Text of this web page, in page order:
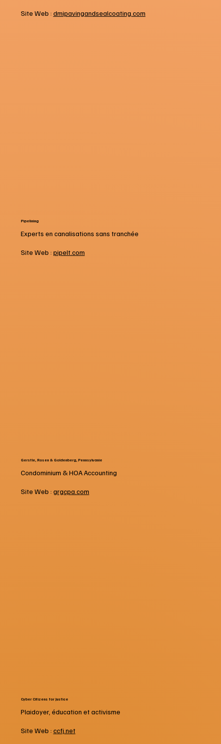
Site Web : dmipavingandsealcoating.com
Pipelining
Experts en canalisations sans tranchée
Site Web : pipelt.com
Gerstle, Rosen & Goldenberg, Pennsylvanie
Condominium & HOA Accounting
Site Web : grgcpa.com
Cyber Citizens for Justice
Plaidoyer, éducation et activisme
Site Web : ccfj.net